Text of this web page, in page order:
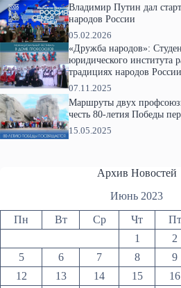
Владимир Путин дал
народов России
05.02.2026
«Дружба народов»:
юридического института
традициях народов России
07.11.2025
Маршруты двух
честь 80-летия Победы
15.05.2025
Архив Новостей
Июнь 2023
Пн Вт Ср Чт Пт
1
2
5
6 7 8 9
12
13 14 15 16